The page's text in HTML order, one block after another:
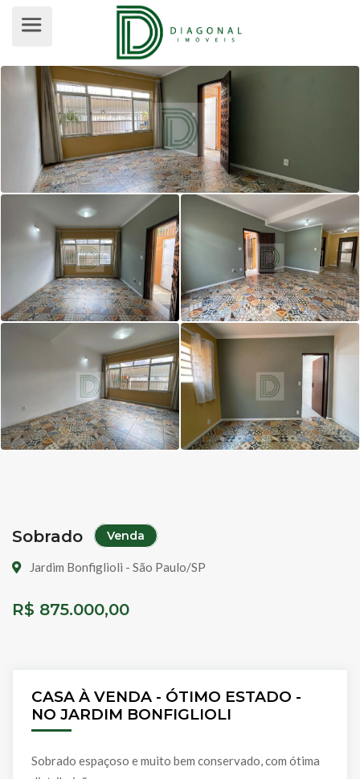
SOBRADO PARA VENDA, JARDIM
Sobrado Venda
Jardim Bonfiglioli - São Paulo/SP
R$ 875.000,00
CASA À VENDA - ÓTIMO ESTADO -
NO JARDIM BONFIGLIOLI
Sobrado espaçoso e muito bem conservado, com ótima